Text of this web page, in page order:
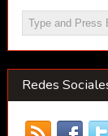
Redes